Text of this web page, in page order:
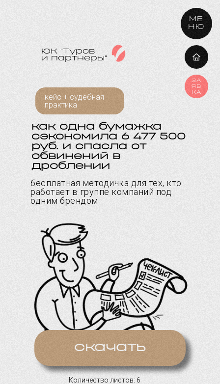
ЮК "Туров
и партнеры"
как одна бумажка
сэкономила 6 477 500
руб. и спасла от
обвинений в
дроблении
кейс + судебная
практика
бесплатная методичка для тех, кто
работает в группе компаний под
одним брендом
скачать
Количество листов: 6
МЕ
НЮ
ЗА
ЯВ
КА